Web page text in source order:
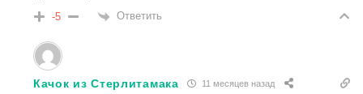
-5 Ответить
Качок из Стерлитамака 11 месяцев назад